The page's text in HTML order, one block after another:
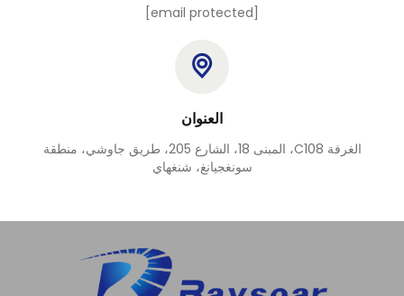
العنوان
الغرفة C108، المبنى 18، الشارع 205، طريق جاوشي، منطقة
سونغجيانغ، شنغهاي